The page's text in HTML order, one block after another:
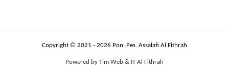
Copyright © 2021 - 2026 Pon. Pes. Assalafi Al Fithrah
Powered by Tim Web & IT Al Fithrah